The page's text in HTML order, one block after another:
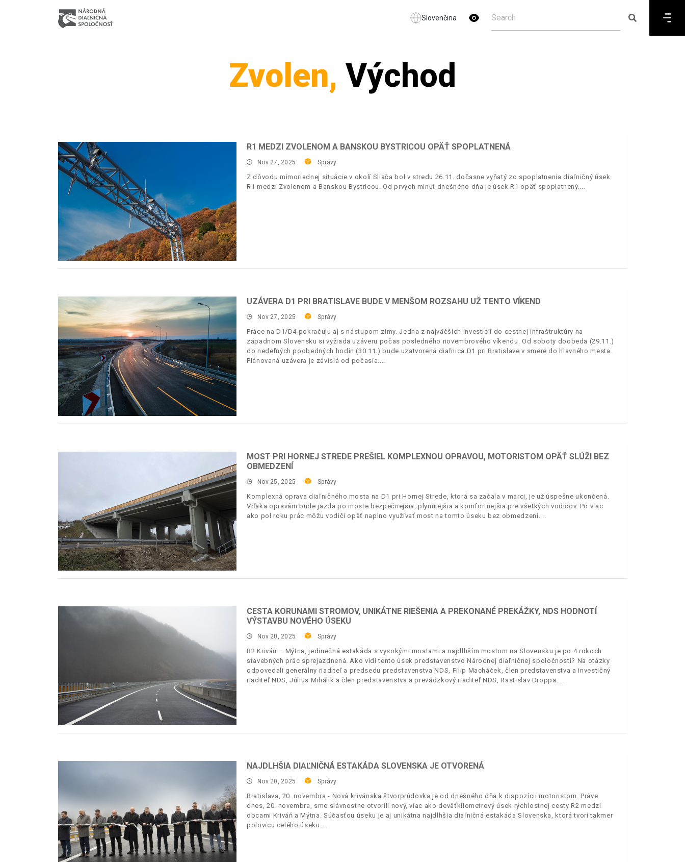
Slovenčina
Zvolen, Východ
R1 MEDZI ZVOLENOM A BANSKOU BYSTRICOU OPÄŤ SPOPLATNENÁ
Nov 27, 2025 Správy
Z dôvodu mimoriadnej situácie v okolí Sliača bol v stredu 26.11. dočasne vyňatý zo spoplatnenia diaľničný úsek
R1 medzi Zvolenom a Banskou Bystricou. Od prvých minút dnešného dňa je úsek R1 opäť spoplatnený.
UZÁVERA D1 PRI BRATISLAVE BUDE V MENŠOM ROZSAHU UŽ TENTO VÍKEND
Nov 27, 2025 Správy
Práce na D1/D4 pokračujú aj s nástupom zimy. Jedna z najväčších investícií do cestnej infraštruktúry na
západnom Slovensku si vyžiada uzáveru počas posledného novembrového víkendu. Od soboty doobeda (29.11.)
do nedeľných poobedných hodín (30.11.) bude uzatvorená diaľnica D1 pri Bratislave v smere do hlavného mesta.
Plánovaná uzávera je závislá od počasia.
MOST PRI HORNEJ STREDE PREŠIEL KOMPLEXNOU OPRAVOU, MOTORISTOM OPÄŤ SLÚŽI BEZ
OBMEDZENÍ
Nov 25, 2025 Správy
Komplexná oprava diaľničného mosta na D1 pri Hornej Strede, ktorá sa začala v marci, je už úspešne ukončená.
Vďaka opravám bude jazda po moste bezpečnejšia, plynulejšia a komfortnejšia pre všetkých vodičov. Po viac
ako pol roku prác môžu vodiči opäť naplno využívať most na tomto úseku bez obmedzení.
CESTA KORUNAMI STROMOV, UNIKÁTNE RIEŠENIA A PREKONANÉ PREKÁŽKY, NDS HODNOTÍ
VÝSTAVBU NOVÉHO ÚSEKU
Nov 20, 2025 Správy
R2 Kriváň – Mýtna, jedinečná estakáda s vysokými mostami a najdlhším mostom na Slovensku je po 4 rokoch
stavebných prác sprejazdnená. Ako vidí tento úsek predstavenstvo Národnej diaľničnej spoločnosti? Na otázky
odpovedali generálny riaditeľ a predsedu predstavenstva NDS, Filip Macháček, člen predstavenstva a investičný
riaditeľ NDS, Július Mihálik a člen predstavenstva a prevádzkový riaditeľ NDS, Rastislav Droppa.
NAJDLHŠIA DIAĽNIČNÁ ESTAKÁDA SLOVENSKA JE OTVORENÁ
Nov 20, 2025 Správy
Bratislava, 20. novembra - Nová krivánska štvorprúdovka je od dnešného dňa k dispozícii motoristom. Práve
dnes, 20. novembra, sme slávnostne otvorili nový, viac ako deväťkilometrový úsek rýchlostnej cesty R2 medzi
obcami Kriváň a Mýtna. Súčasťou úseku je aj unikátna najdlhšia diaľničná estakáda Slovenska, ktorá tvorí takmer
polovicu celého úseku.